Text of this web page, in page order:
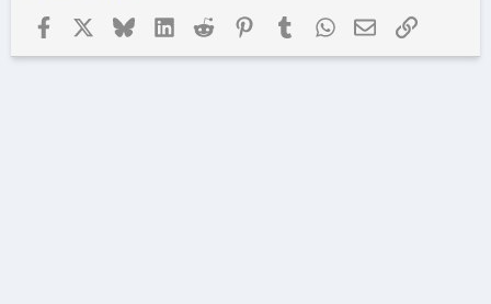
FacebookX (ทวิตเตอร์)
BlueskyLinkedInReddit Pinterest
TumblrWhatsApp
อีเมล ลิงก์